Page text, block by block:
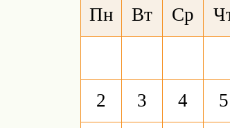
Пн Вт Ср
2 3 4 5